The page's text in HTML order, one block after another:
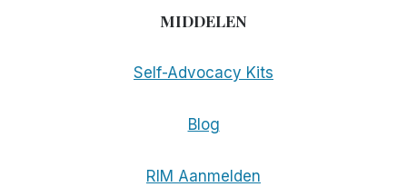
MIDDELEN
Self-Advocacy Kits
Blog
RIM Aanmelden